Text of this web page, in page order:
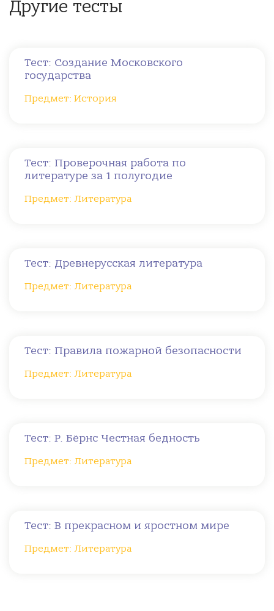
Другие тесты
Тест: Создание Московского
государства
Предмет: История
Тест: Проверочная работа по
литературе за 1 полугодие
Предмет: Литература
Тест: Древнерусская литература
Предмет: Литература
Тест: Правила пожарной безопасности
Предмет: Литература
Тест: Р. Бёрнс Честная бедность
Предмет: Литература
Тест: В прекрасном и яростном мире
Предмет: Литература